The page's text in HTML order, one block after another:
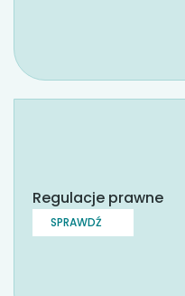
Regulacje prawne
SPRAWDŹ